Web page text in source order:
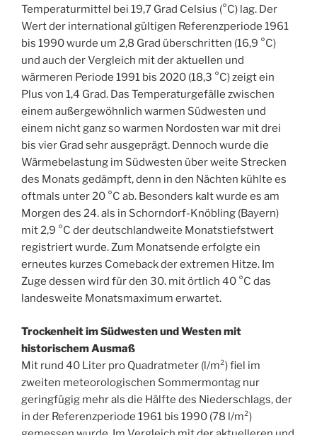
Temperaturmittel bei 19,7 Grad Celsius (°C) lag. Der
Wert der international gültigen Referenzperiode 1961
bis 1990 wurde um 2,8 Grad überschritten (16,9 °C)
und auch der Vergleich mit der aktuellen und
wärmeren Periode 1991 bis 2020 (18,3 °C) zeigt ein
Plus von 1,4 Grad. Das Temperaturgefälle zwischen
einem außergewöhnlich warmen Südwesten und
einem nicht ganz so warmen Nordosten war mit drei
bis vier Grad sehr ausgeprägt. Dennoch wurde die
Wärmebelastung im Südwesten über weite Strecken
des Monats gedämpft, denn in den Nächten kühlte es
oftmals unter 20 °C ab. Besonders kalt wurde es am
Morgen des 24. als in Schorndorf-Knöbling (Bayern)
mit 2,9 °C der deutschlandweite Monatstiefstwert
registriert wurde. Zum Monatsende erfolgte ein
erneutes kurzes Comeback der extremen Hitze. Im
Zuge dessen wird für den 30. mit örtlich 40 °C das
landesweite Monatsmaximum erwartet.
Trockenheit im Südwesten und Westen mit
historischem Ausmaß
Mit rund 40 Liter pro Quadratmeter (l/m²) fiel im
zweiten meteorologischen Sommermontag nur
geringfügig mehr als die Hälfte des Niederschlags, der
in der Referenzperiode 1961 bis 1990 (78 l/m²)